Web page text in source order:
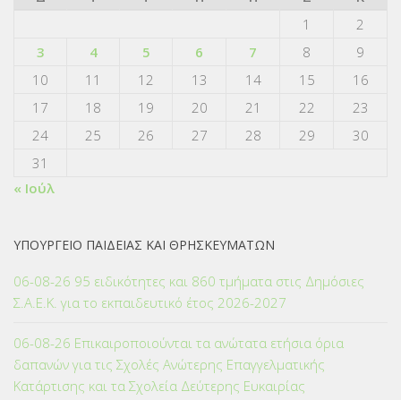
1
2
3
4 5 6 7 8
9
10
11 12 13 14 15
16
17
18 19 20 21 22
23
24
25 26 27 28 29
30
31
« Ιούλ
ΥΠΟΥΡΓΕΙΟ ΠΑΙΔΕΙΑΣ ΚΑΙ ΘΡΗΣΚΕΥΜΑΤΩΝ
06-08-26 95 ειδικότητες και 860 τμήματα στις Δημόσιες
Σ.Α.Ε.Κ. για το εκπαιδευτικό έτος 2026-2027
06-08-26 Επικαιροποιούνται τα ανώτατα ετήσια όρια
δαπανών για τις Σχολές Ανώτερης Επαγγελματικής
Κατάρτισης και τα Σχολεία Δεύτερης Ευκαιρίας